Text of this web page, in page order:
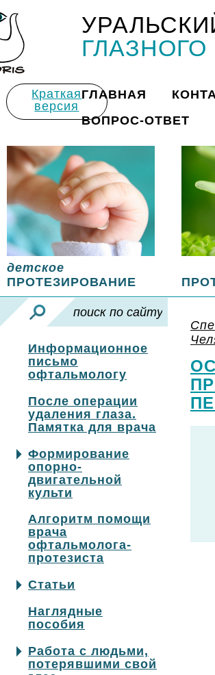
Краткая
версия
ГЛАВНАЯ
ВОПРОС-ОТВЕТ
детское
ПРОТЕЗИРОВАНИЕ
Информационное
письмо
офтальмологу
После операции
удаления глаза.
Памятка для врача
Формирование
опорно-
двигательной
культи
Алгоритм помощи
врача
офтальмолога-
протезиста
Статьи
Наглядные
пособия
Работа с людьми,
потерявшими свой